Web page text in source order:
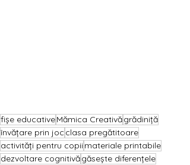
fișe educativeMămica Creativăgrădiniță
învățare prin joc clasa pregătitoare
activități pentru copii materiale printabile
dezvoltare cognitivăgăsește diferențele